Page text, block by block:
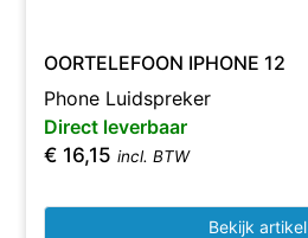
OORTELEFOON IPHONE 12
Phone Luidspreker
Direct leverbaar
€ 16,15 incl. BTW
Bekijk artikel